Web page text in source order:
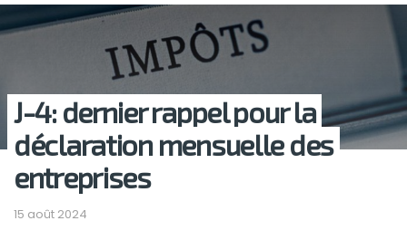
J-4: dernier rappel pour la
déclaration mensuelle des
entreprises
15 août 2024